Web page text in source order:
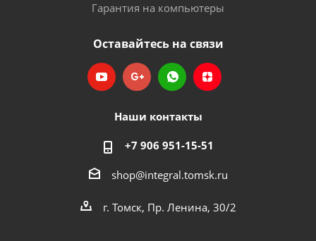
Гарантия на компьютеры
Оставайтесь на связи
Наши контакты
+7 906 951-15-51
shop@integral.tomsk.ru
г. Томск, Пр. Ленина, 30/2